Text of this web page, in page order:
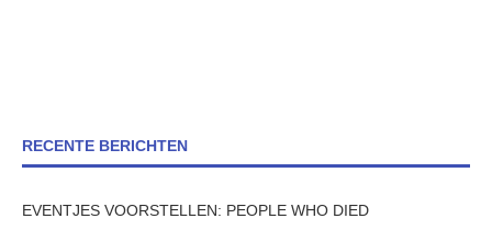
RECENTE BERICHTEN
EVENTJES VOORSTELLEN: PEOPLE WHO DIED